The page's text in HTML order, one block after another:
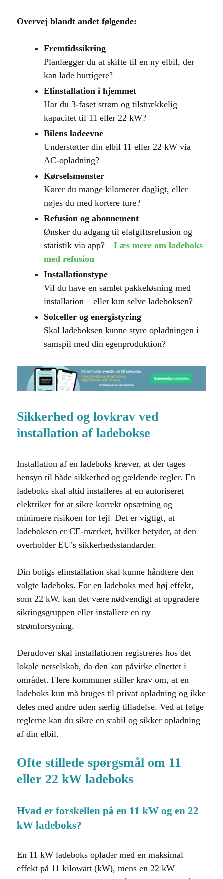
Overvej blandt andet følgende:
Fremtidssikring
Planlægger du at skifte til en ny elbil, der
kan lade hurtigere?
Elinstallation i hjemmet
Har du 3-faset strøm og tilstrækkelig
kapacitet til 11 eller 22 kW?
Bilens ladeevne
Understøtter din elbil 11 eller 22 kW via
AC-opladning?
Kørselsmønster
Kører du mange kilometer dagligt, eller
nøjes du med kortere ture?
Refusion og abonnement
Ønsker du adgang til elafgiftsrefusion og
statistik via app? – Læs mere om ladeboks
med refusion
Installationstype
Vil du have en samlet pakkeløsning med
installation – eller kun selve ladeboksen?
Solceller og energistyring
Skal ladeboksen kunne styre opladningen i
samspil med din egenproduktion?
Sikkerhed og lovkrav ved
installation af ladebokse
Installation af en ladeboks kræver, at der tages
hensyn til både sikkerhed og gældende regler. En
ladeboks skal altid installeres af en autoriseret
elektriker for at sikre korrekt opsætning og
minimere risikoen for fejl. Det er vigtigt, at
ladeboksen er CE-mærket, hvilket betyder, at den
overholder EU’s sikkerhedsstandarder.
Din boligs elinstallation skal kunne håndtere den
valgte ladeboks. For en ladeboks med høj effekt,
som 22 kW, kan det være nødvendigt at opgradere
sikringsgruppen eller installere en ny
strømforsyning.
Derudover skal installationen registreres hos det
lokale netselskab, da den kan påvirke elnettet i
området. Flere kommuner stiller krav om, at en
ladeboks kun må bruges til privat opladning og ikke
deles med andre uden særlig tilladelse. Ved at følge
reglerne kan du sikre en stabil og sikker opladning
af din elbil.
Ofte stillede spørgsmål om 11
eller 22 kW ladeboks
Hvad er forskellen på en 11 kW og en 22
kW ladeboks?
En 11 kW ladeboks oplader med en maksimal
effekt på 11 kilowatt (kW), mens en 22 kW